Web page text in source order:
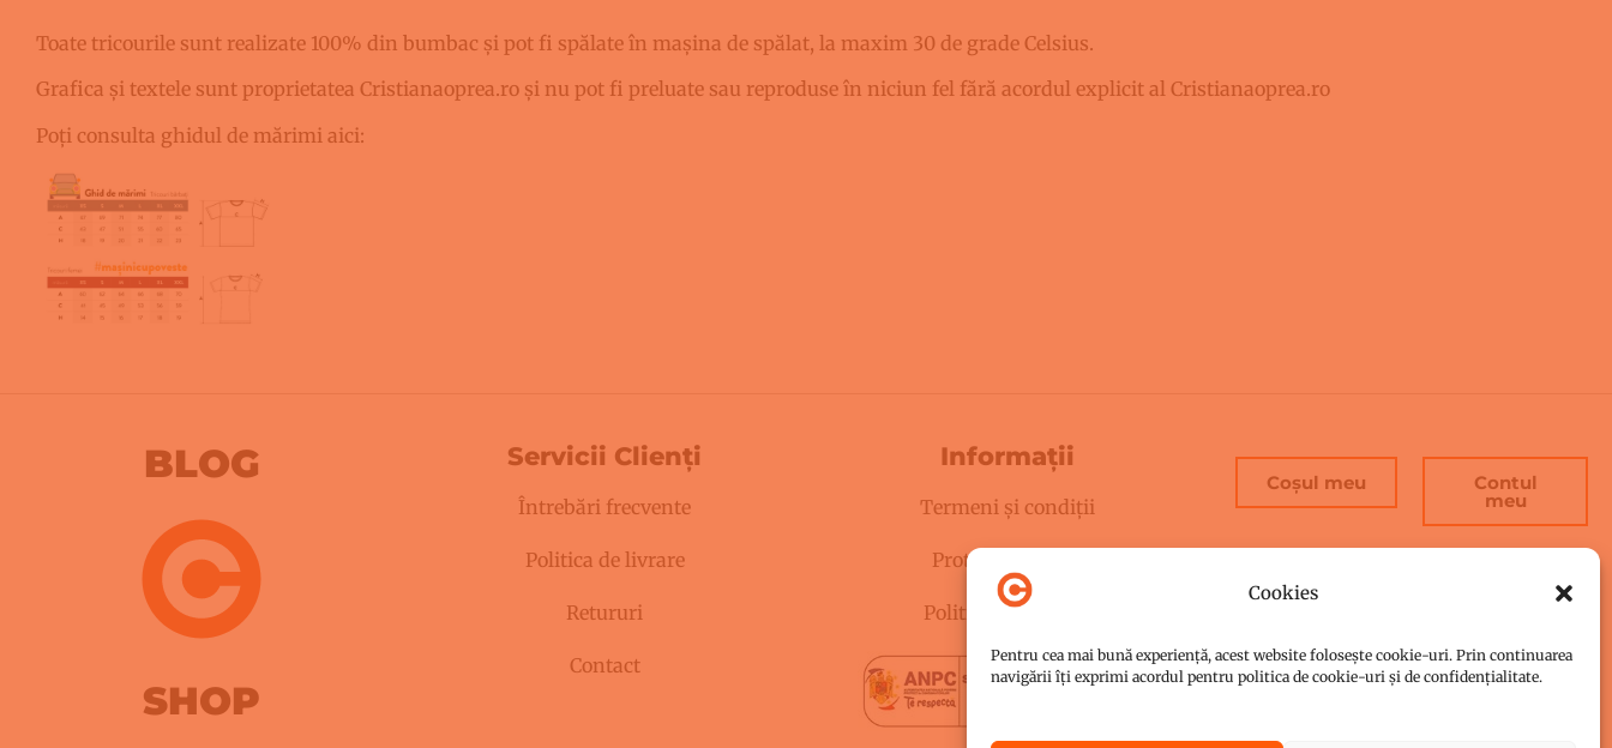
Cookies
Pentru cea mai bună experiență, acest website folosește cookie-uri. Prin continuarea
navigării îți exprimi acordul pentru politica de cookie-uri și de confidențialitate.
Toate tricourile sunt realizate 100% din bumbac și pot fi spălate în mașina de spălat, la maxim 30 de grade Celsius.
Grafica și textele sunt proprietatea Cristianaoprea.ro și nu pot fi preluate sau reproduse în niciun fel fără acordul explicit al Cristianaoprea.ro
Poți consulta ghidul de mărimi aici:
BLOG
SHOP
Servicii Clienți
Întrebări frecvente
Politica de livrare
Retururi
Contact
Informații
Termeni și condiții
Protecția datelor
Politica de cookies
Coșul meu Contul
meu